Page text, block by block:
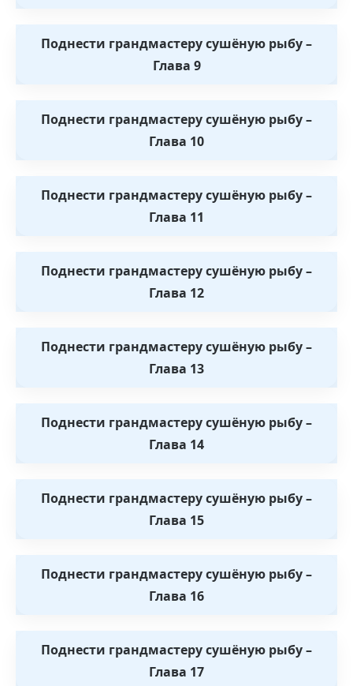
Поднести грандмастеру сушёную рыбу –
Глава 9
Поднести грандмастеру сушёную рыбу –
Глава 10
Поднести грандмастеру сушёную рыбу –
Глава 11
Поднести грандмастеру сушёную рыбу –
Глава 12
Поднести грандмастеру сушёную рыбу –
Глава 13
Поднести грандмастеру сушёную рыбу –
Глава 14
Поднести грандмастеру сушёную рыбу –
Глава 15
Поднести грандмастеру сушёную рыбу –
Глава 16
Поднести грандмастеру сушёную рыбу –
Глава 17